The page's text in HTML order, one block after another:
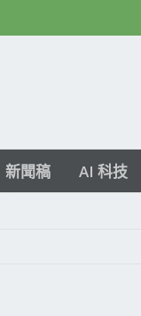
新聞稿 AI 科技